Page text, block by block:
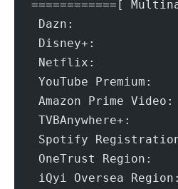
============[
Dazn:
Disney+:
Netflix:
YouTube
Amazon Prime
Spotify
OneTrust
iQyi Oversea